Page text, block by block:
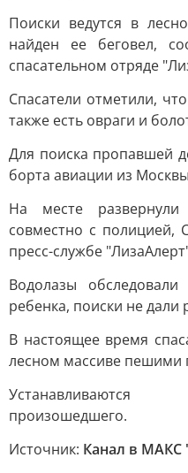
Поиски ведутся в
найден ее беговел,
спасательном отряде
Спасатели отметили,
также есть овраги и
Для поиска пропавшей
борта авиации из
На месте
совместно с
пресс-службе
Водолазы
ребенка, поиски не дали
В настоящее время
лесном массиве пешими
Устанавливаются
произошедшего.
Источник: Канал в МАКС